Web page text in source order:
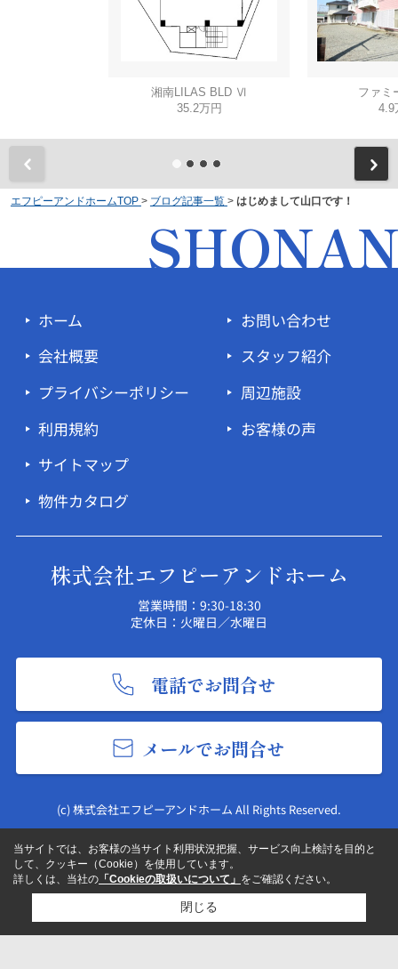
湘南LILAS BLD Ⅵ
35.2万円
ファミ
4.9
エフピーアンドホームTOP > ブログ記事一覧 > はじめまして山口です！
ホーム
会社概要
プライバシーポリシー
利用規約
サイトマップ
物件カタログ
お問い合わせ
スタッフ紹介
周辺施設
お客様の声
株式会社エフピーアンドホーム
営業時間：9:30-18:30
定休日：火曜日／水曜日
電話でお問合せ
メールでお問合せ
(c) 株式会社エフピーアンドホーム All Rights Reserved.
当サイトでは、お客様の当サイト利用状況把握、サービス向上検討を目的と
して、クッキー（Cookie）を使用しています。
詳しくは、当社の 「Cookieの取扱いについて」 をご確認ください。
閉じる